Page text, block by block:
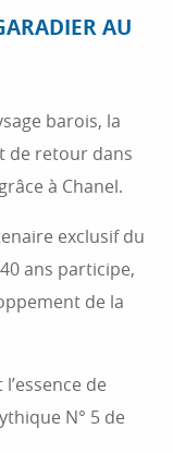
AU
barois, la
de retour dans
à Chanel.
exclusif du
ans participe,
de la
de
N° 5 de